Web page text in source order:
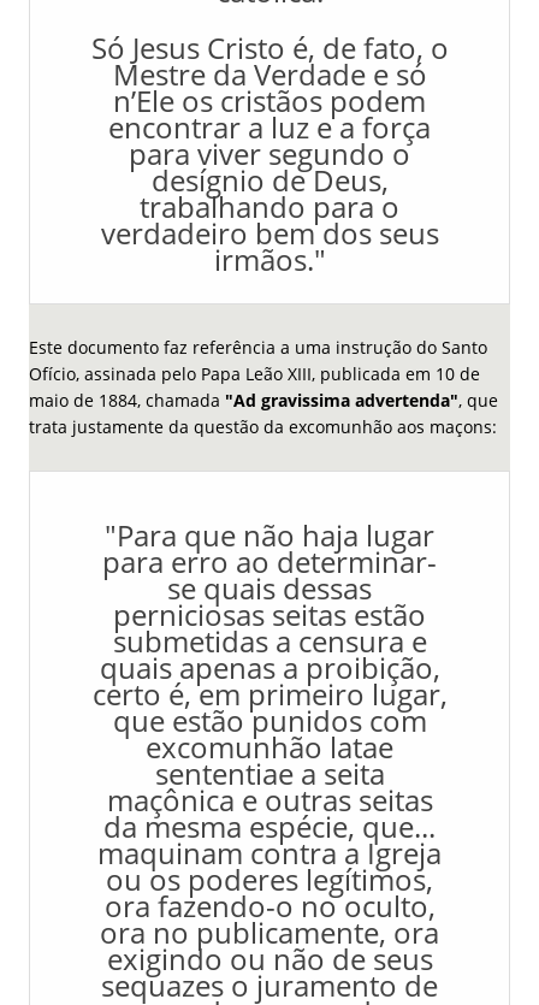
Só Jesus Cristo é, de fato, o
Mestre da Verdade e só
n’Ele os cristãos podem
encontrar a luz e a força
para viver segundo o
desígnio de Deus,
trabalhando para o
verdadeiro bem dos seus
irmãos."
Este documento faz referência a uma instrução do Santo
Ofício, assinada pelo Papa Leão XIII, publicada em 10 de
maio de 1884, chamada "Ad gravissima advertenda", que
trata justamente da questão da excomunhão aos maçons:
"Para que não haja lugar
para erro ao determinar-
se quais dessas
perniciosas seitas estão
submetidas a censura e
quais apenas a proibição,
certo é, em primeiro lugar,
que estão punidos com
excomunhão latae
sententiae a seita
maçônica e outras seitas
da mesma espécie, que...
maquinam contra a Igreja
ou os poderes legítimos,
ora fazendo-o no oculto,
ora no publicamente, ora
exigindo ou não de seus
sequazes o juramento de